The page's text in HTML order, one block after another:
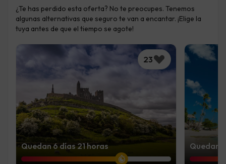
¿Te has perdido esta oferta? No te preocupes. Tenemos
algunas alternativas que seguro te van a encantar. ¡Elige la
tuya antes de que el tiempo se agote!
23
Quedan 6 días 21 horas Quedan